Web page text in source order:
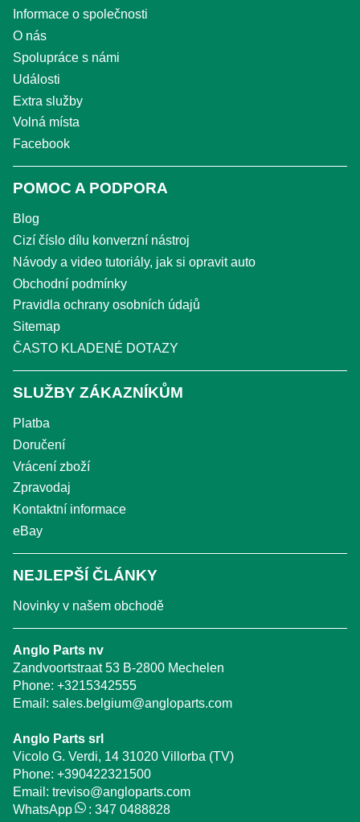
Informace o společnosti
O nás
Spolupráce s námi
Události
Extra služby
Volná místa
Facebook
POMOC A PODPORA
Blog
Cizí číslo dílu konverzní nástroj
Návody a video tutoriály, jak si opravit auto
Obchodní podmínky
Pravidla ochrany osobních údajů
Sitemap
ČASTO KLADENÉ DOTAZY
SLUŽBY ZÁKAZNÍKŮM
Platba
Doručení
Vrácení zboží
Zpravodaj
Kontaktní informace
eBay
NEJLEPŠÍ ČLÁNKY
Novinky v našem obchodě
Anglo Parts nv
Zandvoortstraat 53 B-2800 Mechelen
Phone: +3215342555
Email: sales.belgium@angloparts.com
Anglo Parts srl
Vicolo G. Verdi, 14 31020 Villorba (TV)
Phone: +390422321500
Email: treviso@angloparts.com
WhatsApp
: 347 0488828